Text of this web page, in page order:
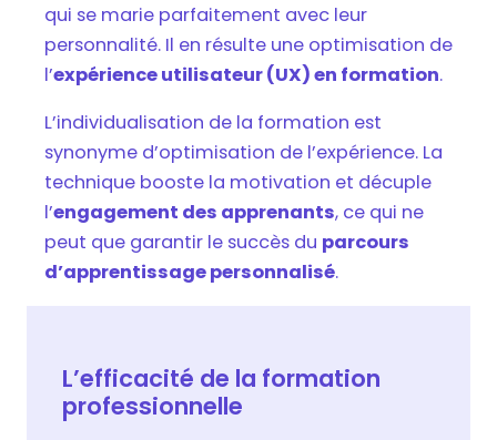
qui se marie parfaitement avec leur
personnalité. Il en résulte une optimisation de
l’expérience utilisateur (UX) en formation.
L’individualisation de la formation est
synonyme d’optimisation de l’expérience. La
technique booste la motivation et décuple
l’engagement des apprenants, ce qui ne
peut que garantir le succès du parcours
d’apprentissage personnalisé.
L’efficacité de la formation
professionnelle